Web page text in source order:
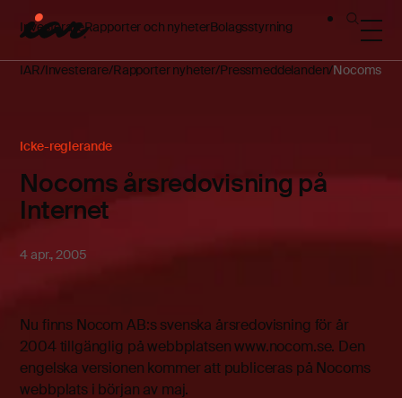
InvesterareRapporter och nyheterBolagsstyrning
IAR Investerare Rapporter nyheter Pressmeddelanden Nocoms
Icke-reglerande
Nocoms årsredovisning på
Internet
4 apr., 2005
Nu finns Nocom AB:s svenska årsredovisning för år
2004 tillgänglig på webbplatsen www.nocom.se. Den
engelska versionen kommer att publiceras på Nocoms
webbplats i början av maj.